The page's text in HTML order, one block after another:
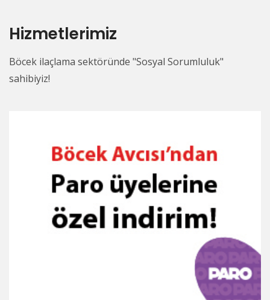
Hizmetlerimiz
Böcek ilaçlama sektöründe "Sosyal Sorumluluk"
sahibiyiz!